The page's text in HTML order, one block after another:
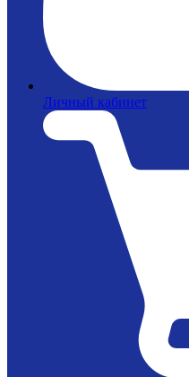
Личный кабинет